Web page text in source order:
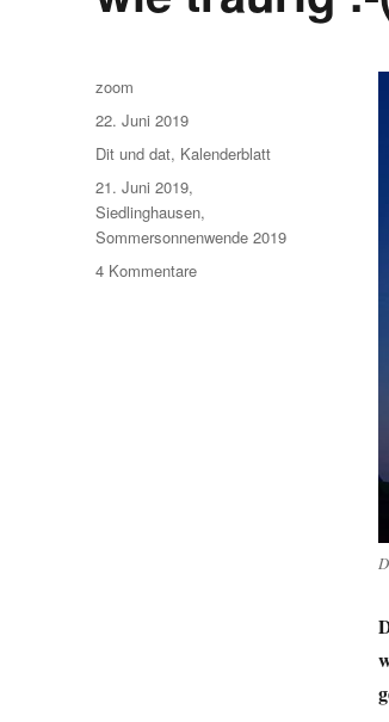
Autor
zoom
Veröffentlicht
am
22. Juni 2019
Kategorien
Dit und dat, Kalenderblatt
Schlagwörter
21. Juni 2019,
Siedlinghausen,
Sommersonnenwende 2019
4 Kommentarezu